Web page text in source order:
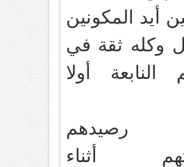
أيد المكونين
وكله ثقة في
النابعة أولا
أثناء